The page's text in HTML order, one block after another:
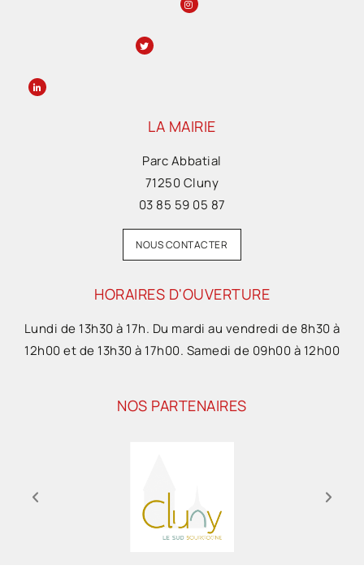
LA MAIRIE
Parc Abbatial
71250 Cluny
03 85 59 05 87
NOUS CONTACTER
HORAIRES D'OUVERTURE
Lundi de 13h30 à 17h. Du mardi au vendredi de 8h30 à
12h00 et de 13h30 à 17h00. Samedi de 09h00 à 12h00
NOS PARTENAIRES